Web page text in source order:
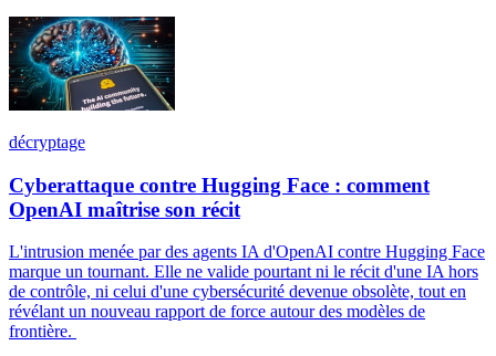
décryptage
Cyberattaque contre Hugging Face : comment
OpenAI maîtrise son récit
L'intrusion menée par des agents IA d'OpenAI contre Hugging Face
marque un tournant. Elle ne valide pourtant ni le récit d'une IA hors
de contrôle, ni celui d'une cybersécurité devenue obsolète, tout en
révélant un nouveau rapport de force autour des modèles de
frontière.